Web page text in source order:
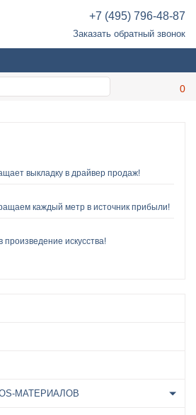
+7 (495) 796-48-87
Заказать обратный звонок
выкладку в драйвер продаж!
каждый метр в источник прибыли!
искусства!
МАТЕРИАЛОВ